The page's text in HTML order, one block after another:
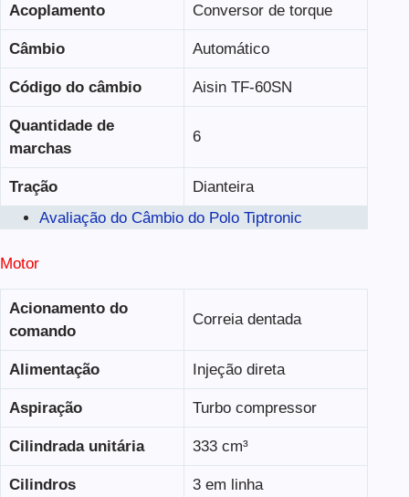
Acoplamento Conversor de torque
Câmbio Automático
Código do câmbio Aisin TF-60SN
Quantidade de
marchas
6
Tração
Dianteira
Avaliação do Câmbio do Polo Tiptronic
Motor
Acionamento do
comando
Correia dentada
Alimentação Injeção direta
Aspiração Turbo compressor
Cilindrada unitária 333 cm³
Cilindros 3 em linha